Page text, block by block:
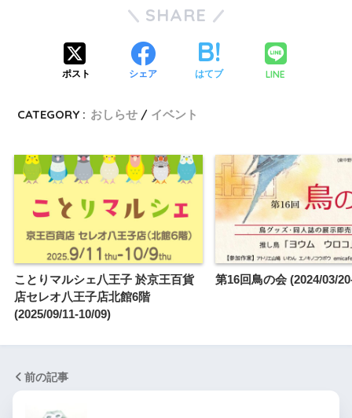
SHARE
ポスト シェア はてブ LINE
CATEGORY : おしらせ イベント
ことりマルシェ八王子 於京王百貨
店セレオ八王子店北館6階
(2025/09/11-10/09)
第16回鳥の会 (2024/03/
前の記事